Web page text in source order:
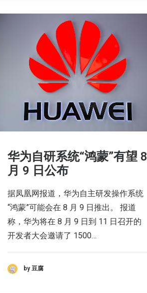
华为自研系统“鸿蒙”有望 8
月 9 日公布
据凤凰网报道，华为自主研发操作系统
“鸿蒙”可能会在 8 月 9 日推出。 报道
称，华为将在 8 月 9 日到 11 日召开的
开发者大会邀请了 1500…
by 豆腐